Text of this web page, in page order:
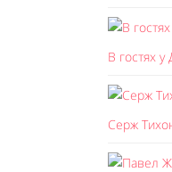
В гостях
Серж